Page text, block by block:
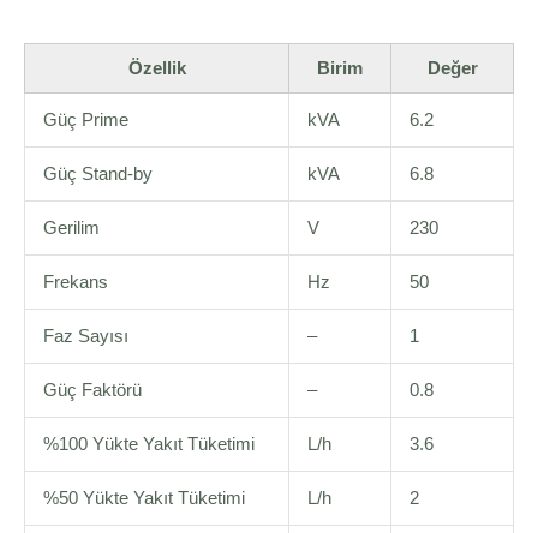
Özellik Birim Değer
Güç Prime kVA 6.2
Güç Stand-by kVA 6.8
Gerilim V 230
Frekans Hz 50
Faz Sayısı – 1
Güç Faktörü – 0.8
%100 Yükte Yakıt Tüketimi L/h 3.6
%50 Yükte Yakıt Tüketimi L/h 2